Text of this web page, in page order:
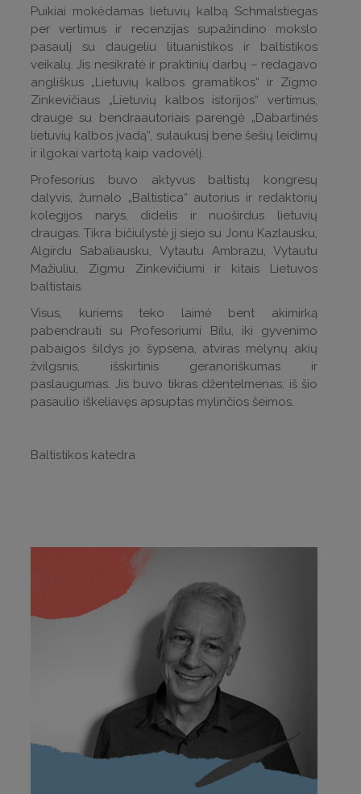
Puikiai mokėdamas lietuvių kalbą Schmalstiegas
per vertimus ir recenzijas supažindino mokslo
pasaulį su daugeliu lituanistikos ir baltistikos
veikalų. Jis nesikratė ir praktinių darbų – redagavo
angliškus „Lietuvių kalbos gramatikos“ ir Zigmo
Zinkevičiaus „Lietuvių kalbos istorijos“ vertimus,
drauge su bendraautoriais parengė „Dabartinės
lietuvių kalbos įvadą“, sulaukusį bene šešių leidimų
ir ilgokai vartotą kaip vadovėlį.
Profesorius buvo aktyvus baltistų kongresų
dalyvis, žurnalo „Baltistica“ autorius ir redaktorių
kolegijos narys, didelis ir nuoširdus lietuvių
draugas. Tikra bičiulystė jį siejo su Jonu Kazlausku,
Algirdu Sabaliausku, Vytautu Ambrazu, Vytautu
Mažiuliu, Zigmu Zinkevičiumi ir kitais Lietuvos
baltistais.
Visus, kuriems teko laimė bent akimirką
pabendrauti su Profesoriumi Bilu, iki gyvenimo
pabaigos šildys jo šypsena, atviras mėlynų akių
žvilgsnis, išskirtinis geranoriškumas ir
paslaugumas. Jis buvo tikras džentelmenas, iš šio
pasaulio iškeliavęs apsuptas mylinčios šeimos.
Baltistikos katedra